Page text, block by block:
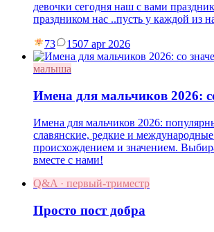
девочки сегодня наш с вами
праздником нас ..пусть у каждой из
73 1507 apr 2026
малыша
Имена для мальчиков 2026:
Имена для мальчиков 2026:
славянские, редкие и
происхождением и значением.
вместе с нами!
Q&A · первый-триместр
Просто пост добра